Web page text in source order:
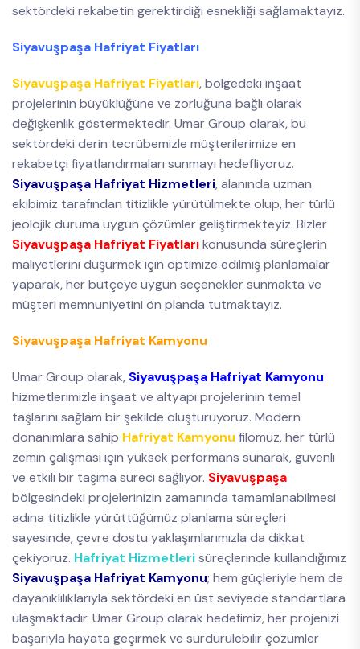
sektördeki rekabetin gerektirdiği esnekliği sağlamaktayız.
Siyavuşpaşa Hafriyat Fiyatları
Siyavuşpaşa Hafriyat Fiyatları, bölgedeki inşaat
projelerinin büyüklüğüne ve zorluğuna bağlı olarak
değişkenlik göstermektedir. Umar Group olarak, bu
sektördeki derin tecrübemizle müşterilerimize en
rekabetçi fiyatlandırmaları sunmayı hedefliyoruz.
Siyavuşpaşa Hafriyat Hizmetleri, alanında uzman
ekibimiz tarafından titizlikle yürütülmekte olup, her türlü
jeolojik duruma uygun çözümler geliştirmekteyiz. Bizler
Siyavuşpaşa Hafriyat Fiyatlarıkonusunda süreçlerin
maliyetlerini düşürmek için optimize edilmiş planlamalar
yaparak, her bütçeye uygun seçenekler sunmakta ve
müşteri memnuniyetini ön planda tutmaktayız.
Siyavuşpaşa Hafriyat Kamyonu
Umar Group olarak, Siyavuşpaşa Hafriyat Kamyonu
hizmetlerimizle inşaat ve altyapı projelerinin temel
taşlarını sağlam bir şekilde oluşturuyoruz. Modern
donanımlara sahip Hafriyat Kamyonu filomuz, her türlü
zemin çalışması için yüksek performans sunarak, güvenli
ve etkili bir taşıma süreci sağlıyor. Siyavuşpaşa
bölgesindeki projelerinizin zamanında tamamlanabilmesi
adına titizlikle yürüttüğümüz planlama süreçleri
sayesinde, çevre dostu yaklaşımlarımızla da dikkat
çekiyoruz. Hafriyat Hizmetlerisüreçlerinde kullandığımız
Siyavuşpaşa Hafriyat Kamyonu; hem güçleriyle hem de
dayanıklılıklarıyla sektördeki en üst seviyede standartlara
ulaşmaktadır. Umar Group olarak hedefimiz, her projenizi
başarıyla hayata geçirmek ve sürdürülebilir çözümler